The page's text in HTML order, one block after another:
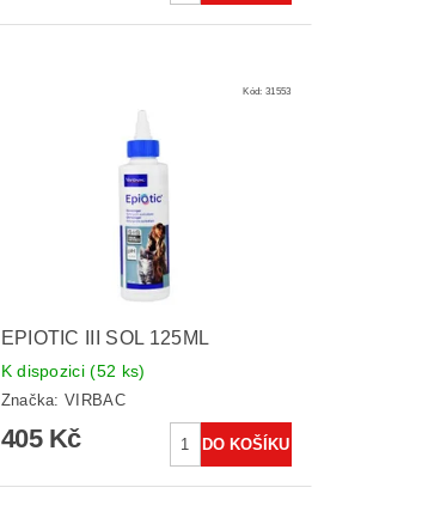
Kód:31553
EPIOTIC III SOL 125ML
K dispozici(52 ks)
Značka:VIRBAC
405 Kč